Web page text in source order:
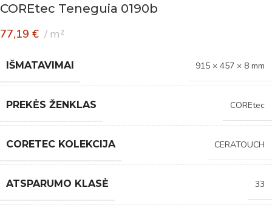
COREtec Teneguia 0190b
77,19 € m²
IŠMATAVIMAI 915 × 457 × 8 mm
PREKĖS ŽENKLAS COREtec
CORETEC KOLEKCIJA CERATOUCH
ATSPARUMO KLASĖ 33